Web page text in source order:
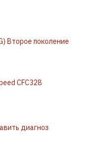
Второе поколение
CFC328
диагноз